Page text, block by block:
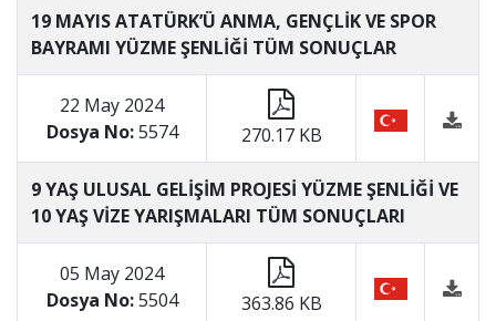
19 MAYIS ATATÜRK’Ü ANMA, GENÇLİK VE SPOR
BAYRAMI YÜZME ŞENLİĞİ TÜM SONUÇLAR
22 May 2024
Dosya No:5574 270.17 KB
9 YAŞ ULUSAL GELİŞİM PROJESİ YÜZME ŞENLİĞİ VE
10 YAŞ VİZE YARIŞMALARI TÜM SONUÇLARI
05 May 2024
Dosya No:5504 363.86 KB